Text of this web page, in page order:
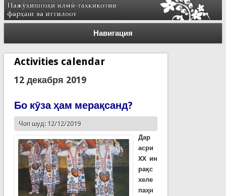
Навигация
Activities calendar
12 декабря 2019
Бо кӯза ҳам мерақсанд?
Чоп шуд: 12/12/2019
Дар
асри
XX ин
рақс
хеле
паҳн